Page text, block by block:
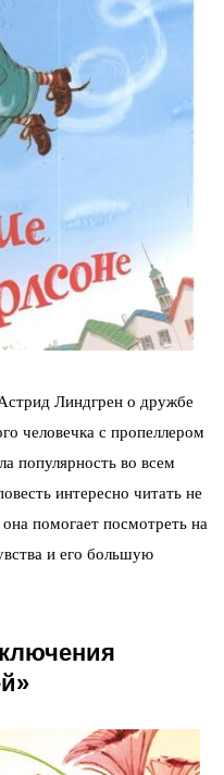
Линдгрен о дружбе
человечка с пропеллером
популярность во всем
интересно читать не
помогает посмотреть на
и его большую